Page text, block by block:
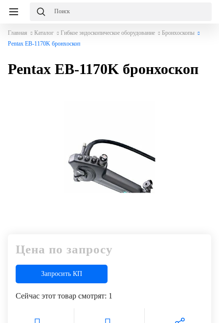
Главная Каталог Гибкое эндоскопическое оборудование
Бронхоскопы
Pentax EB-1170K бронхоскоп
Pentax EB-1170K бронхоскоп
Цена по запросу
Запросить КП
Сейчас этот товар смотрят: 1